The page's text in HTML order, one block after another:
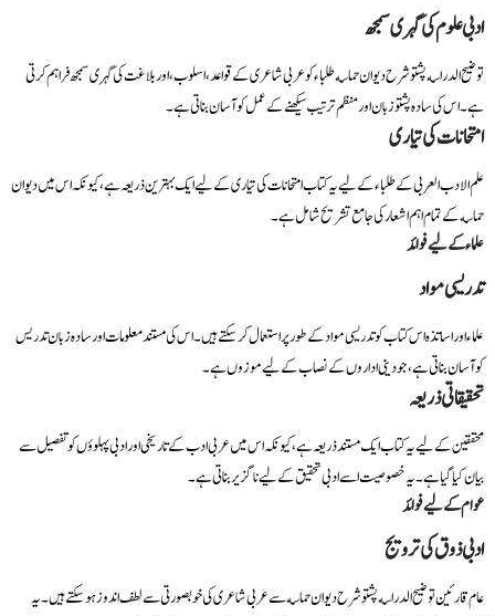
ادبی علوم کی گہری سمجھ
توضیح الدراسه پشتو شرح دیوان حماسه طلباء کو عربی شاعری کے قواعد، اسلوب، اور بلاغت کی گہری سمجھ فراہم کرتی
ہے۔ اس کی سادہ پشتو زبان اور منظم ترتیب سیکھنے کے عمل کو آسان بناتی ہے۔
امتحانات کی تیاری
علم الادب العربی کے طلباء کے لیے یہ کتاب امتحانات کی تیاری کے لیے ایک بہترین ذریعہ ہے، کیونکہ اس میں دیوان
حماسه کے تمام اہم اشعار کی جامع تشریح شامل ہے۔
علماء کے لیے فوائد
تدریسی مواد
علماء اور اساتذہ اس کتاب کو تدریسی مواد کے طور پر استعمال کر سکتے ہیں۔ اس کی مستند معلومات اور سادہ زبان تدریس
کو آسان بناتی ہے، جو دینی اداروں کے نصاب کے لیے موزوں ہے۔
تحقیقاتی ذریعہ
محققین کے لیے یہ کتاب ایک مستند ذریعہ ہے، کیونکہ اس میں عربی ادب کے تاریخی اور ادبی پہلوؤں کو تفصیل سے
بیان کیا گیا ہے۔ یہ خصوصیت اسے ادبی تحقیق کے لیے ناگزیر بناتی ہے۔
عوام کے لیے فوائد
ادبی ذوق کی ترویج
عام قارئین توضیح الدراسه پشتو شرح دیوان حماسه سے عربی شاعری کی خوبصورتی سے لطف اندوز ہو سکتے ہیں۔ یہ